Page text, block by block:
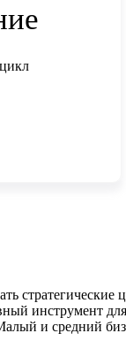
стратегические
инструмент
и средний